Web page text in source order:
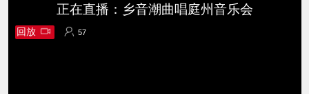
回放 57
正在直播：乡音潮曲唱庭州音乐会